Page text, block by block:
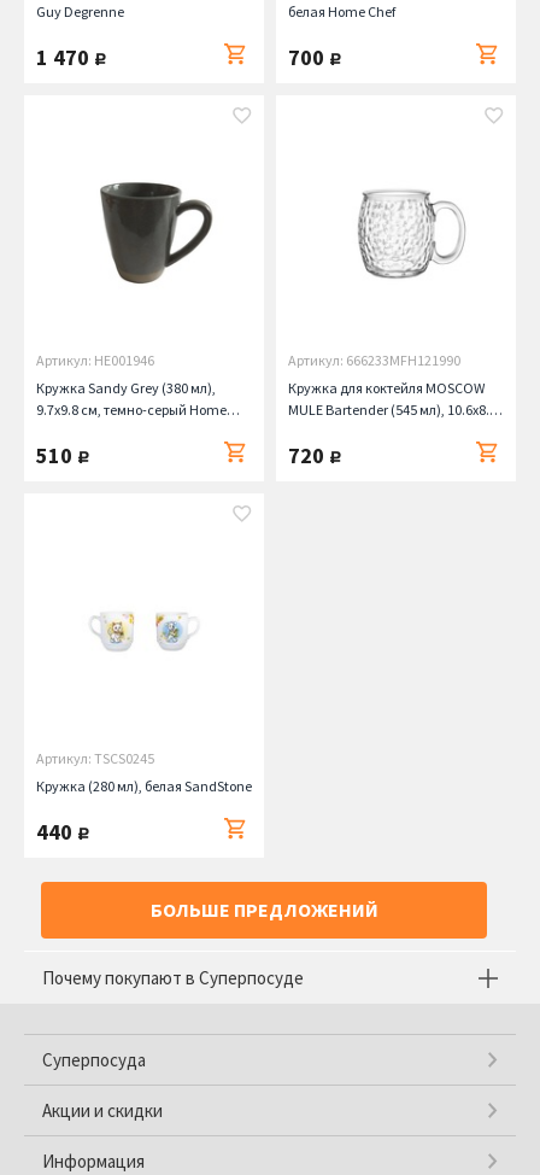
Guy Degrenne
1 470 руб.
белая Home Chef
700 руб.
Артикул: HE001946
Кружка Sandy Grey (380 мл),
9.7х9.8 см, темно-серый Home
510 руб.
Артикул: 666233MFH121990
Кружка для коктейля MOSCOW
MULE Bartender (545 мл), 10.6х8.7
720 руб.
Артикул: TSCS0245
Кружка (280 мл), белая SandStone
440 руб.
БОЛЬШЕ ПРЕДЛОЖЕНИЙ
Почему покупают в Суперпосуде
Суперпосуда
Акции и скидки
Информация